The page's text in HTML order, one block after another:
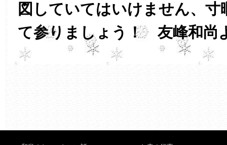
図していてはいけません、
て参りましょう！ 友峰和尚